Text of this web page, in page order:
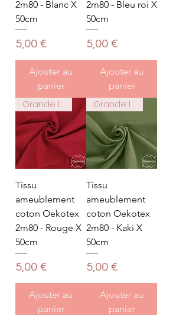
2m80 - Blanc X
50cm
Prix
5,00 €
Ajouter au
panier
2m80 - Bleu roi X
50cm
Prix
5,00 €
Ajouter au
panier
Grande largeur 2m80
Tissu
ameublement
coton Oekotex
2m80 - Rouge X
50cm
Prix
5,00 €
Ajouter au
panier
Grande largeur 2m80
Tissu
ameublement
coton Oekotex
2m80 - Kaki X
50cm
Prix
5,00 €
Ajouter au
panier